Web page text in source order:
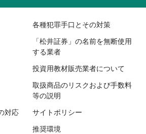
各種犯罪手口とその対策
「松井証券」の名前を無断使用
する業者
投資用教材販売業者について
取扱商品のリスクおよび手数料
等の説明
対応 サイトポリシー
推奨環境